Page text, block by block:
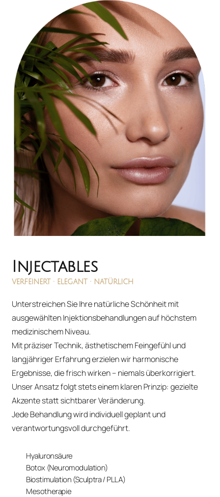
Injectables
VERFEINERT · ELEGANT · NATÜRLICH
Unterstreichen Sie Ihre natürliche Schönheit mit
ausgewählten Injektionsbehandlungen auf höchstem
medizinischem Niveau.
Mit präziser Technik, ästhetischem Feingefühl und
langjähriger Erfahrung erzielen wir harmonische
Ergebnisse, die frisch wirken – niemals überkorrigiert.
Unser Ansatz folgt stets einem klaren Prinzip: gezielte
Akzente statt sichtbarer Veränderung.
Jede Behandlung wird individuell geplant und
verantwortungsvoll durchgeführt.
Hyaluronsäure
Botox (Neuromodulation)
Biostimulation (Sculptra / PLLA)
Mesotherapie